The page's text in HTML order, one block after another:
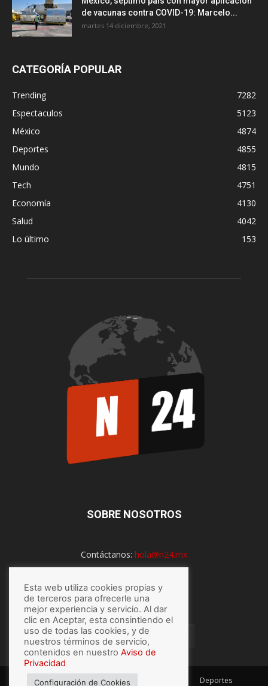
de vacunas contra COVID-19: Marcelo...
martes 14 diciembre, 2021
CATEGORÍA POPULAR
Trending
7282
Espectaculos
5123
México
4874
Deportes
4855
Mundo
4815
Tech
4751
Economía
4130
Salud
4042
Lo último
153
SOBRE NOSOTROS
Contáctanos: hola@n24.mx
SÍGUENOS
México Mundo Economía Deportes
Esta web utiliza cookies propias y
de terceros para ofrecerle una
mejor experiencia y servicio. Al dar
clic en Aceptar, esta consintiendo el
uso de todas las cookies, y de
nuestros términos de servicio,
contenidos en nuestro Aviso de
Privacidad
Configuración de Cookies